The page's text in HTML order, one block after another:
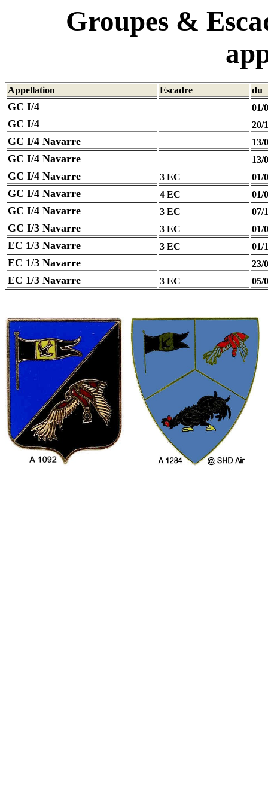
Groupes &
Appellation Escadre du
GC I/4 01/
GC I/4 20/
GC I/4 Navarre 13/
GC I/4 Navarre 13/
GC I/4 Navarre 3 EC 01/
GC I/4 Navarre 4 EC 01/
GC I/4 Navarre 3 EC 07/
GC I/3 Navarre 3 EC 01/
EC 1/3 Navarre 3 EC 01/
EC 1/3 Navarre 23/
EC 1/3 Navarre 3 EC 05/